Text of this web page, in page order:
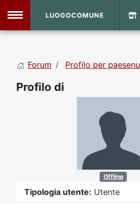
LUOGOCOMUNE
Forum Profilo per
Profilo di
Offline
Tipologia utente: Utente